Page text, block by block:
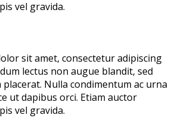
vel gravida.
sit amet, consectetur adipiscing
lectus non augue blandit, sed
Nulla condimentum ac urna
ut dapibus orci. Etiam auctor
vel gravida.